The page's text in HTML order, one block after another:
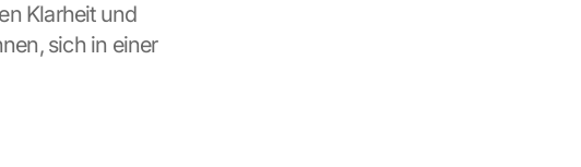
Klarheit und
sich in einer